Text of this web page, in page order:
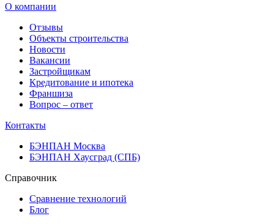
О компании
Отзывы
Объекты строительства
Новости
Вакансии
Застройщикам
Кредитование и ипотека
Франшиза
Вопрос – ответ
Контакты
БЭНПАН Москва
БЭНПАН Хаусград (СПБ)
Справочник
Сравнение технологий
Блог